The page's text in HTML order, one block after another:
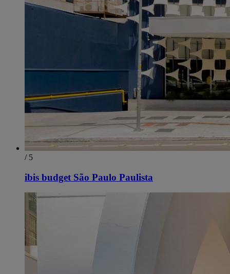
/ 5
ibis budget São Paulo Paulista